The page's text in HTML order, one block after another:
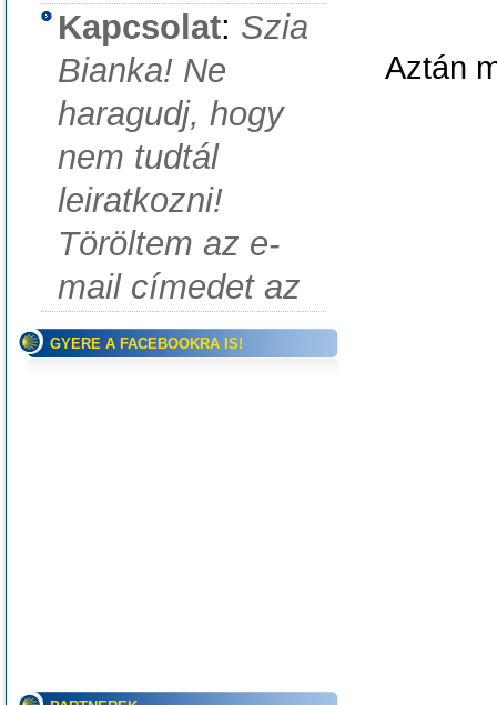
Kapcsolat: Szia
Bianka! Ne
haragudj, hogy
nem tudtál
leiratkozni!
Töröltem az e-
mail címedet az
GYERE A FACEBOOKRA IS!
Aztán